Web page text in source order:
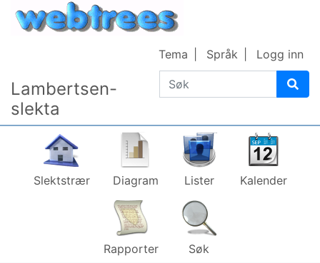
Lambertsen-
slekta
Søk
Tema Språk Logg inn
Slektstrær Diagram Lister Kalender
Rapporter Søk